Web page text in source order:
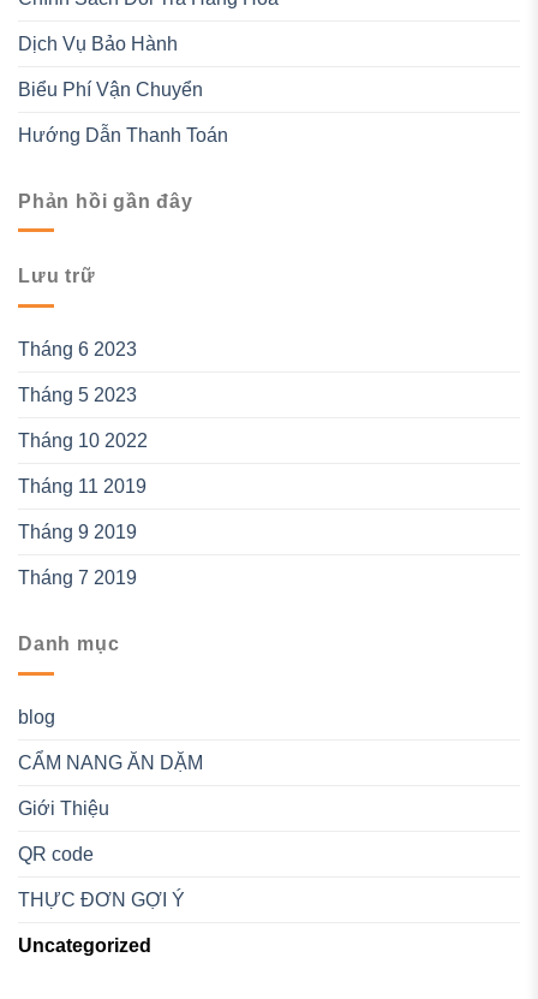
Dịch Vụ Bảo Hành
Biểu Phí Vận Chuyển
Hướng Dẫn Thanh Toán
Phản hồi gần đây
Lưu trữ
Tháng 6 2023
Tháng 5 2023
Tháng 10 2022
Tháng 11 2019
Tháng 9 2019
Tháng 7 2019
Danh mục
blog
CẨM NANG ĂN DẶM
Giới Thiệu
QR code
THỰC ĐƠN GỢI Ý
Uncategorized